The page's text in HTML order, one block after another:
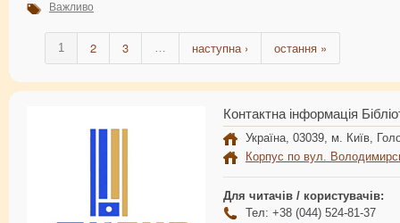
Важливо
1 2 3 наступна › остання »
Контактна інформація
Україна, 03039, м. Київ,
Корпус по вул.
Для читачів / користувачів:
Тел: +38 (044) 524-81-37